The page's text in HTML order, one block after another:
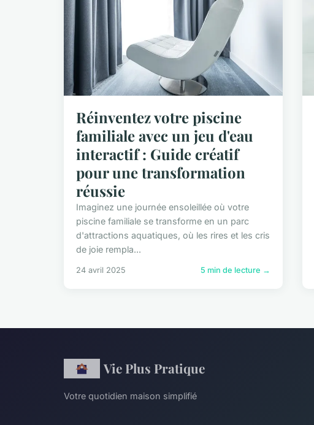
Réinventez votre piscine
familiale avec un jeu d'eau
interactif : Guide créatif
pour une transformation
réussie
Imaginez une journée ensoleillée où votre
piscine familiale se transforme en un parc
d'attractions aquatiques, où les rires et les cris
de joie rempla...
24 avril 2025 5 min de lecture →
Vie Plus Pratique
Votre quotidien maison simplifié